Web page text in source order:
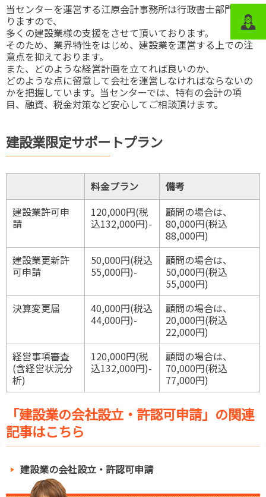
当センターを運営する江原会計事務所は行政書士部門もあ
りますので、
多くの建設業様の支援をさせて頂いております。
そのため、業界特性をはじめ、建設業を運営する上での注
意点を抑えております。
また、どのような経営計画を立てれば良いのか、
どのような点に留意して会社を運営しなければならないの
かを把握しています。当センターでは、特有の会計の項
目、融資、税金対策など安心してご相談頂けます。
建設業限定サポートプラン
料金プラン
備考
建設業許可申
請
120,000円(税
込132,000円)-
顧問の場合は、
80,000円(税込
88,000円)
建設業更新許
可申請
50,000円(税込
55,000円)-
顧問の場合は、
50,000円(税込
55,000円)
決算変更届
40,000円(税込
44,000円)-
顧問の場合は、
20,000円(税込
22,000円)
経営事項審査
(含経営状況分
析)
120,000円(税
込132,000円)-
顧問の場合は、
70,000円(税込
77,000円)
「建設業の会社設立・許認可申請」の関連
記事はこちら
建設業の会社設立・許認可申請